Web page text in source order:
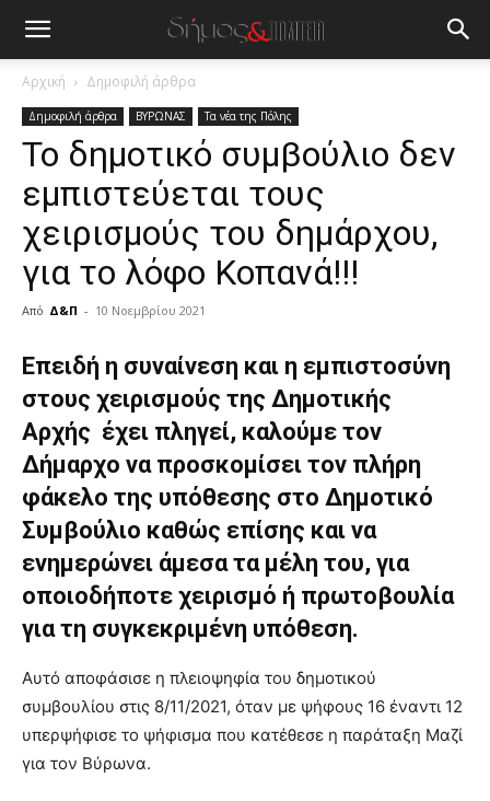
Αρχική Δημοφιλή άρθρα
Δημοφιλή άρθρα ΒΥΡΩΝΑΣ Τα νέα της Πόλης
Το δημοτικό συμβούλιο δεν
εμπιστεύεται τους
χειρισμούς του δημάρχου,
για το λόφο Κοπανά!!!
Από Δ&Π - 10 Νοεμβρίου 2021
lesbians
very
hot
cam
show.desi
xxx
brandi
lyons
teaches
the
meaning
of
pain.
hd
porn
Επειδή η συναίνεση και η εμπιστοσύνη
στους χειρισμούς της Δημοτικής
Αρχής έχει πληγεί, καλούμε τον
Δήμαρχο να προσκομίσει τον πλήρη
φάκελο της υπόθεσης στο Δημοτικό
Συμβούλιο καθώς επίσης και να
ενημερώνει άμεσα τα μέλη του, για
οποιοδήποτε χειρισμό ή πρωτοβουλία
για τη συγκεκριμένη υπόθεση.
Αυτό αποφάσισε η πλειοψηφία του δημοτικού
συμβουλίου στις 8/11/2021, όταν με ψήφους 16 έναντι 12
υπερψήφισε το ψήφισμα που κατέθεσε η παράταξη Μαζί
για τον Βύρωνα.